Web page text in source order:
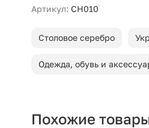
Артикул: СН010
Столовое серебро
Одежда, обувь и
Похожие